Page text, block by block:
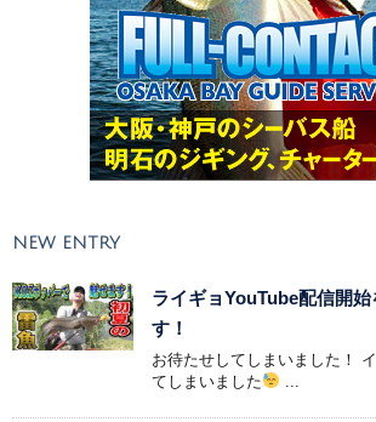
NEW ENTRY
ライギョYouTube配信開始
す！
お待たせしてしまいました！
てしまいました